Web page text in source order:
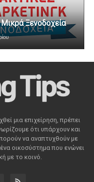
Ξενοδοχεία
μια επιχείρηση, πρέπει
ότι υπάρχουν και
να αναπτυχθούν με
οικοσύστημα που ενώνει
με το κοινό.